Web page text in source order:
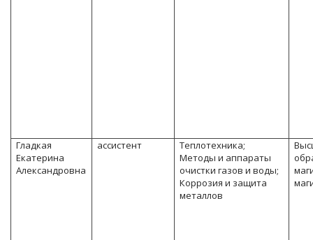
Гладкая
Екатерина
Александровна
ассистент
Теплотехника;
Методы и аппараты
очистки газов и воды;
Коррозия и защита
металлов